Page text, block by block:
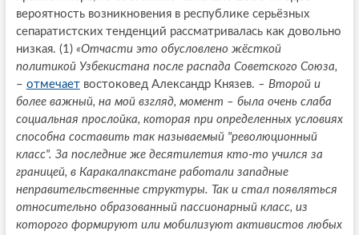
вероятность возникновения в республике серьёзных
сепаратистских тенденций рассматривалась как довольно
низкая. (1) «Отчасти это обусловлено жёсткой
политикой Узбекистана после распада Советского Союза,
– отмечаетвостоковед Александр Князев. – Второй и
более важный, на мой взгляд, момент – была очень слаба
социальная прослойка, которая при определенных условиях
способна составить так называемый "революционный
класс". За последние же десятилетия кто-то учился за
границей, в Каракалпакстане работали западные
неправительственные структуры. Так и стал появляться
относительно образованный пассионарный класс, из
которого формируют или мобилизуют активистов любых